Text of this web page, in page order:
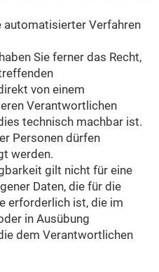
Verfahren
Sie ferner das Recht,
von einem
Verantwortlichen
technisch machbar ist.
Personen dürfen
werden.
gilt nicht für eine
Daten, die für die
erforderlich ist, die im
in Ausübung
dem Verantwortlichen